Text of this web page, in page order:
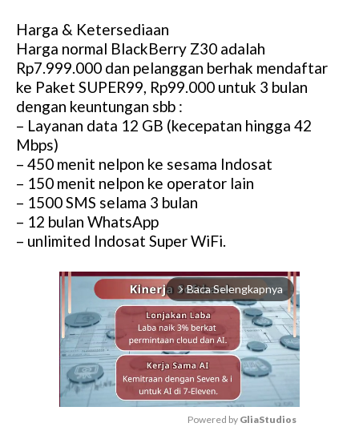
Harga & Ketersediaan
Harga normal BlackBerry Z30 adalah
Rp7.999.000 dan pelanggan berhak mendaftar
ke Paket SUPER99, Rp99.000 untuk 3 bulan
dengan keuntungan sbb :
– Layanan data 12 GB (kecepatan hingga 42
Mbps)
– 450 menit nelpon ke sesama Indosat
– 150 menit nelpon ke operator lain
– 1500 SMS selama 3 bulan
– 12 bulan WhatsApp
– unlimited Indosat Super WiFi.
arrow_forward_ios Baca Selengkapnya
Powered by GliaStudios